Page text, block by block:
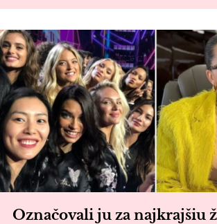
Označovali ju za najkrajšiu